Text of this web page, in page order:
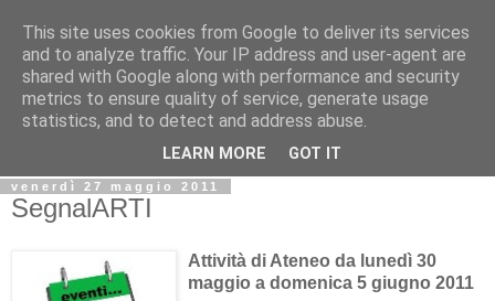
Biblio@rti in
Il Blog della Biblioteca di Area delle arti per condividere
informazioni iniziative incontri
venerdì 27 maggio 2011
SegnalARTI
Attività di Ateneo da lunedì 30
maggio a domenica 5 giugno 2011
This site uses cookies from Google to deliver its services
and to analyze traffic. Your IP address and user-agent are
shared with Google along with performance and security
metrics to ensure quality of service, generate usage
statistics, and to detect and address abuse.
LEARN MORE GOT IT